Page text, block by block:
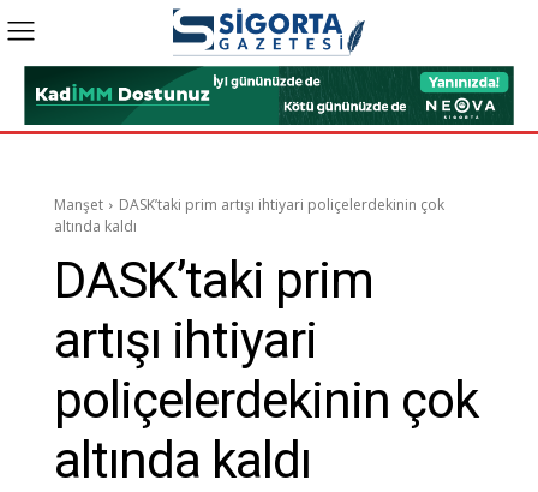
Manşet
DASK’taki prim artışı ihtiyari poliçelerdekinin çok
altında kaldı
DASK’taki prim
artışı ihtiyari
poliçelerdekinin çok
altında kaldı